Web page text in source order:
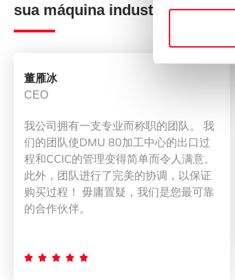
sua máquina industrial na
董雁冰
CEO
我公司拥有一支专业而称职的团队。 我
们的团队使DMU 80加工中心的出口过
程和CCIC的管理变得简单而令人满意。
此外，团队进行了完美的协调，以保证
购买过程！ 毋庸置疑，我们是您最可靠
的合作伙伴。
    